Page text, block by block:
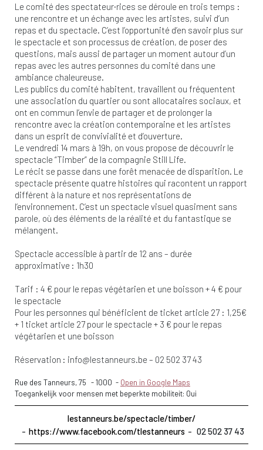
Le comité des spectateur·rices se déroule en trois temps :
une rencontre et un échange avec les artistes, suivi d’un
repas et du spectacle. C’est l’opportunité d’en savoir plus sur
le spectacle et son processus de création, de poser des
questions, mais aussi de partager un moment autour d’un
repas avec les autres personnes du comité dans une
ambiance chaleureuse.
Les publics du comité habitent, travaillent ou fréquentent
une association du quartier ou sont allocataires sociaux, et
ont en commun l’envie de partager et de prolonger la
rencontre avec la création contemporaine et les artistes
dans un esprit de convivialité et d’ouverture.
Le vendredi 14 mars à 19h, on vous propose de découvrir le
spectacle “Timber” de la compagnie Still Life.
Le récit se passe dans une forêt menacée de disparition. Le
spectacle présente quatre histoires qui racontent un rapport
différent à la nature et nos représentations de
l’environnement. C’est un spectacle visuel quasiment sans
parole, où des éléments de la réalité et du fantastique se
mélangent.
Spectacle accessible à partir de 12 ans – durée
approximative : 1h30
Tarif : 4 € pour le repas végétarien et une boisson + 4 € pour
le spectacle
Pour les personnes qui bénéficient de ticket article 27 : 1,25€
+ 1 ticket article 27 pour le spectacle + 3 € pour le repas
végétarien et une boisson
Réservation : info@lestanneurs.be – 02 502 37 43
Rue des Tanneurs, 75 -1000 - Open in Google Maps
Toegankelijk voor mensen met beperkte mobiliteit: Oui
lestanneurs.be/spectacle/timber/
https://www.facebook.com/tlestanneurs
02 502 37 43